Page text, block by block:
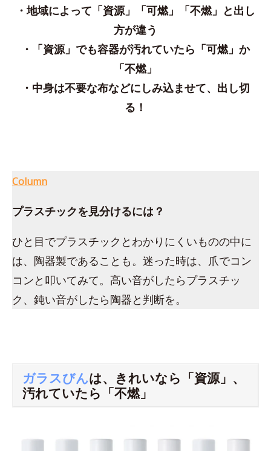
・地域によって「資源」「可燃」「不燃」と出し
方が違う
・「資源」でも容器が汚れていたら「可燃」か
「不燃」
・中身は不要な布などにしみ込ませて、出し切
る！
Column
プラスチックを見分けるには？
ひと目でプラスチックとわかりにくいものの中に
は、陶器製であることも。迷った時は、爪でコン
コンと叩いてみて。高い音がしたらプラスチッ
ク、鈍い音がしたら陶器と判断を。
ガラスびんは、きれいなら「資源」、
汚れていたら「不燃」